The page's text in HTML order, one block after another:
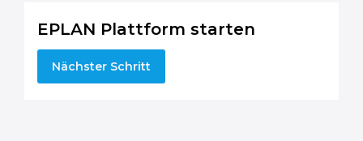
EPLAN Plattform starten
Nächster Schritt